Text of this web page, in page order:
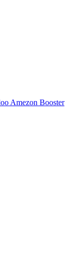
Amezon Booster